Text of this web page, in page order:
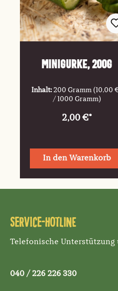
Minigurke, 200g
Inhalt: 200 Gramm (10,00
/ 1000 Gramm)
2,00 €*
In den Warenkorb
Service-Hotline
Telefonische Unterstützung
040 / 226 226 330